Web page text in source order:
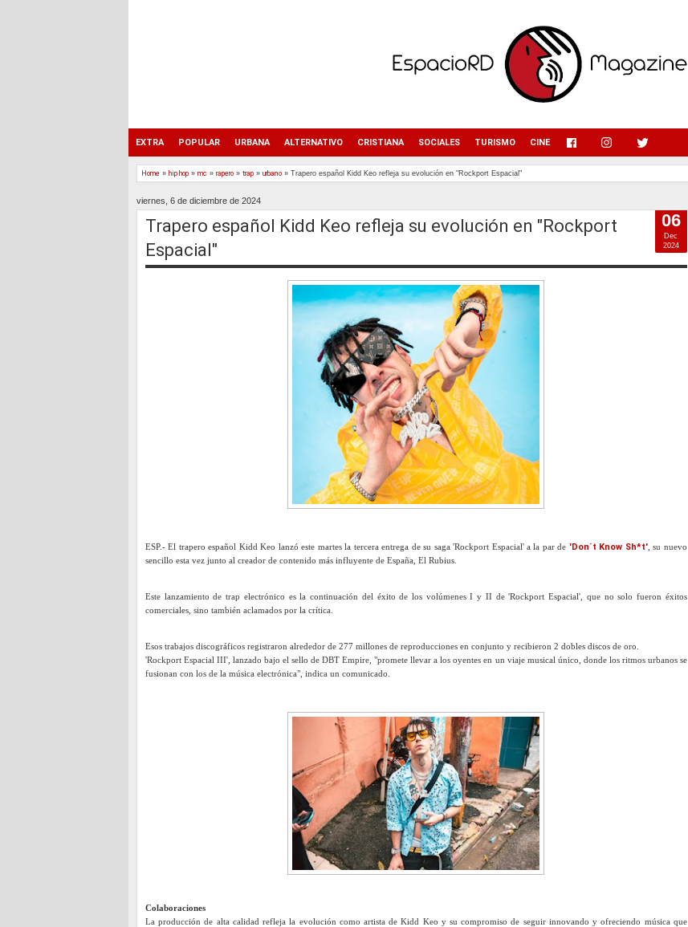
EXTRA POPULAR URBANA ALTERNATIVO CRISTIANA SOCIALES TURISMO CINE
Home » hip hop » mc » rapero » trap » urbano » Trapero español Kidd Keo refleja su evolución en "Rockport Espacial"
viernes, 6 de diciembre de 2024
Trapero español Kidd Keo refleja su evolución en "Rockport
Espacial"
ESP.- El trapero español Kidd Keo lanzó este martes la tercera entrega de su saga 'Rockport Espacial' a la par de 'Don´t Know Sh*t', su nuevo
sencillo esta vez junto al creador de contenido más influyente de España, El Rubius.
Este lanzamiento de trap electrónico es la continuación del éxito de los volúmenes I y II de 'Rockport Espacial', que no solo fueron éxitos
comerciales, sino también aclamados por la crítica.
Esos trabajos discográficos registraron alrededor de 277 millones de reproducciones en conjunto y recibieron 2 dobles discos de oro.
'Rockport Espacial III', lanzado bajo el sello de DBT Empire, "promete llevar a los oyentes en un viaje musical único, donde los ritmos urbanos se
fusionan con los de la música electrónica", indica un comunicado.
Colaboraciones
La producción de alta calidad refleja la evolución como artista de Kidd Keo y su compromiso de seguir innovando y ofreciendo música que
06
Dec
2024